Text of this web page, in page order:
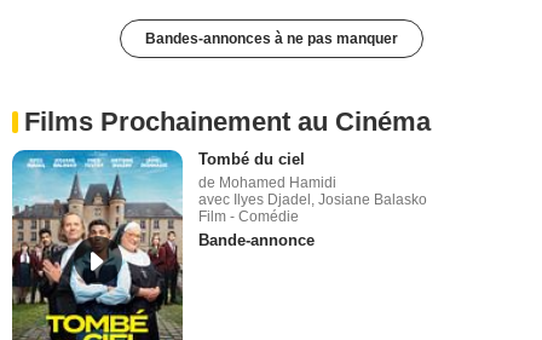
Bandes-annonces à ne pas manquer
Films Prochainement au Cinéma
Tombé du ciel
de Mohamed Hamidi
avec Ilyes Djadel, Josiane Balasko
Film - Comédie
Bande-annonce